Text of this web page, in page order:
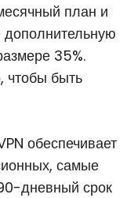
план и
дополнительную
35%.
чтобы быть
обеспечивает
самые
дневный срок